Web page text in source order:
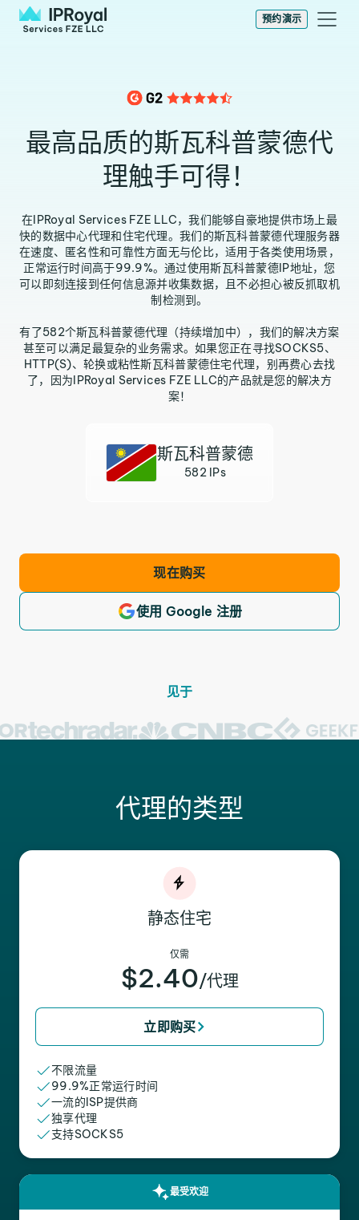
预约演示
最高品质的斯瓦科普蒙德代
理触手可得！
在IPRoyal Services FZE LLC，我们能够自豪地提供市场上最
快的数据中心代理和住宅代理。我们的斯瓦科普蒙德代理服务器
在速度、匿名性和可靠性方面无与伦比，适用于各类使用场景，
正常运行时间高于99.9%。通过使用斯瓦科普蒙德IP地址，您
可以即刻连接到任何信息源并收集数据，且不必担心被反抓取机
制检测到。
有了582个斯瓦科普蒙德代理（持续增加中），我们的解决方案
甚至可以满足最复杂的业务需求。如果您正在寻找SOCKS5、
HTTP(S)、轮换或粘性斯瓦科普蒙德住宅代理，别再费心去找
了，因为IPRoyal Services FZE LLC的产品就是您的解决方
案！
斯瓦科普蒙德
582 IPs
现在购买
使用 Google 注册
见于
代理的类型
静态住宅
仅需
$2.40/代理
立即购买
不限流量
99.9%正常运行时间
一流的ISP提供商
独享代理
支持SOCKS5
最受欢迎